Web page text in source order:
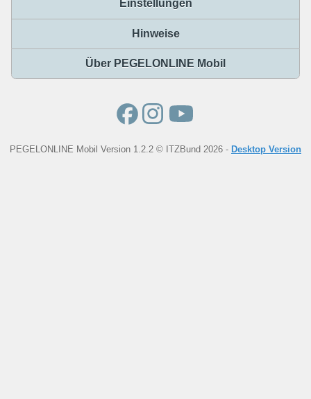
Einstellungen
Hinweise
Über PEGELONLINE Mobil
PEGELONLINE Mobil Version 1.2.2 © ITZBund 2026 - Desktop Version